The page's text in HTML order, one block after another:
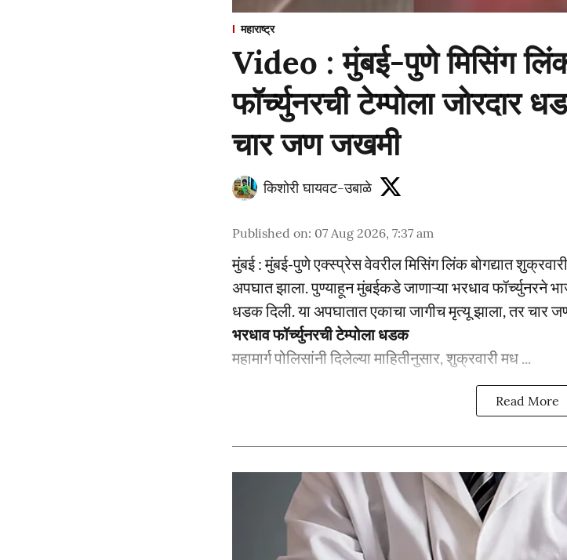
महाराष्ट्र
Video : मुंबई-पुणे मिसिंग
फॉर्च्युनरची टेम्पोला जोरदार
चार जण जखमी
किशोरी घायवट-उबाळे
Published on: 07 Aug 2026, 7:37 am
मुंबई : मुंबई-पुणे एक्स्प्रेस वेवरील मिसिंग लिंक बोगद्यात
अपघात झाला. पुण्याहून मुंबईकडे जाणाऱ्या भरधाव फॉर्च्युनरने
धडक दिली. या अपघातात एकाचा जागीच मृत्यू झाला, तर चार
भरधाव फॉर्च्युनरची टेम्पोला धडक
महामार्ग पोलिसांनी दिलेल्या माहितीनुसार, शुक्रवारी मध ...
Read More